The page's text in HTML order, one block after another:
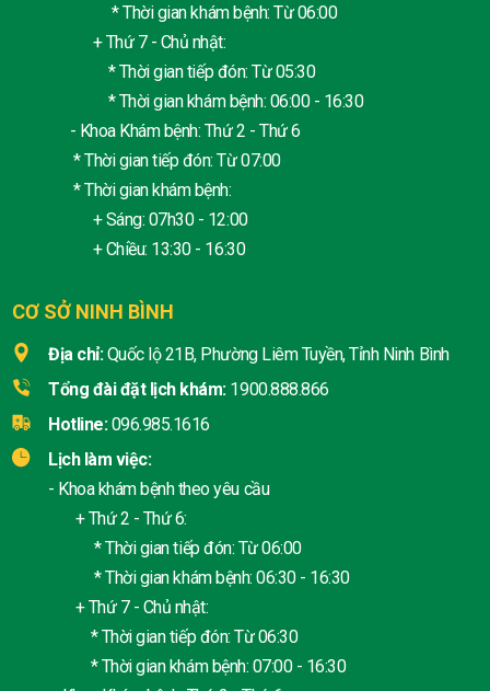
* Thời gian khám bệnh: Từ 06:00
+ Thứ 7 - Chủ nhật:
* Thời gian tiếp đón: Từ 05:30
* Thời gian khám bệnh: 06:00 - 16:30
- Khoa Khám bệnh: Thứ 2 - Thứ 6
* Thời gian tiếp đón: Từ 07:00
* Thời gian khám bệnh:
+ Sáng: 07h30 - 12:00
+ Chiều: 13:30 - 16:30
CƠ SỞ NINH BÌNH
Địa chỉ: Quốc lộ 21B, Phường Liêm Tuyền, Tỉnh Ninh Bình
Tổng đài đặt lịch khám: 1900.888.866
Hotline: 096.985.1616
Lịch làm việc:
- Khoa khám bệnh theo yêu cầu
+ Thứ 2 - Thứ 6:
* Thời gian tiếp đón: Từ 06:00
* Thời gian khám bệnh: 06:30 - 16:30
+ Thứ 7 - Chủ nhật:
* Thời gian tiếp đón: Từ 06:30
* Thời gian khám bệnh: 07:00 - 16:30